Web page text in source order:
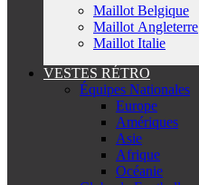
Maillot Belgique
Maillot Angleterre
Maillot Italie
VESTES RÉTRO
Équipes Nationales
Europe
Amériques
Asie
Afrique
Océanie